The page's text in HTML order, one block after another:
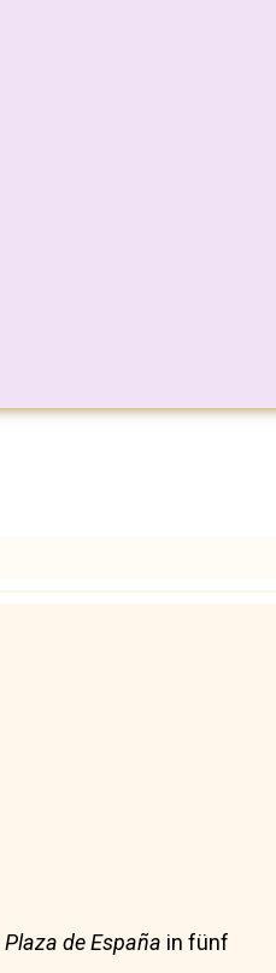
Plaza de España in fünf